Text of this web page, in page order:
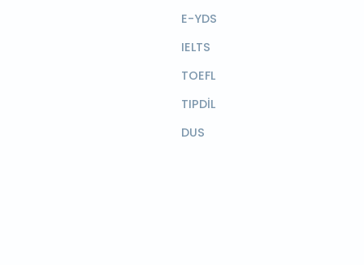
E-YDS
IELTS
TOEFL
TIPDİL
DUS